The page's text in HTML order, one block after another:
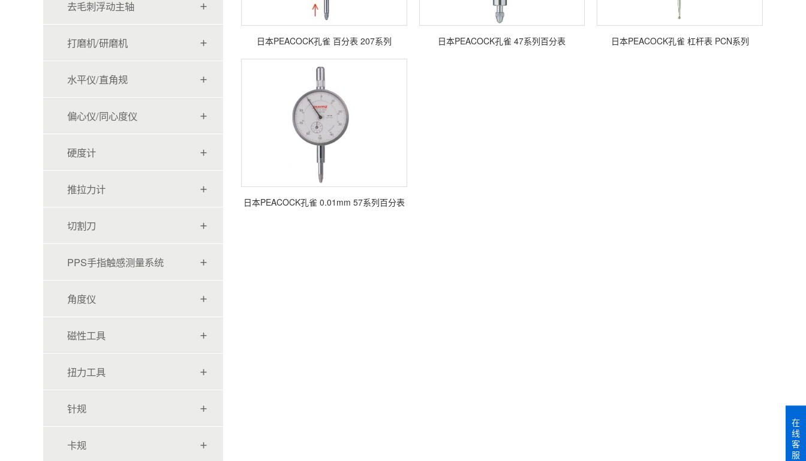
去毛刺浮动主轴
打磨机/研磨机
水平仪/直角规
偏心仪/同心度仪
硬度计
推拉力计
切割刀
PPS手指触感测量系统
角度仪
磁性工具
扭力工具
针规
卡规
日本PEACOCK孔雀 百分表 207系列 日本PEACOCK孔雀 47系列百分表 日本PEACOCK孔雀 杠杆表 PCN系列
日本PEACOCK孔雀 0.01mm 57系列百分表
在
线
客
服